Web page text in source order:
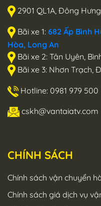
2901 QL1A, Đông
Bãi xe 1: 682 Ấp Bình
Hòa, Long An
Bãi xe 2: Tân Uyên,
Bãi xe 3: Nhơn Trạch,
Hotline: 0981 979 500
cskh@vantaiatv.com
CHÍNH SÁCH
Chính sách vận chuyển
Chính sách giá dịch vụ